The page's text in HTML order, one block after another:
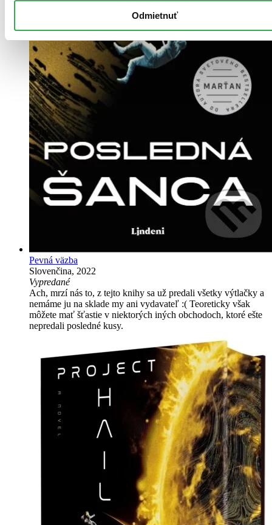
Odmietnuť
Pevná väzba
Slovenčina, 2022
Vypredané
Ach, mrzí nás to, z tejto knihy sa už predali všetky výtlačky a
nemáme ju na sklade my ani vydavateľ :( Teoreticky však
môžete mať šťastie v niektorých iných obchodoch, ktoré ešte
nepredali posledné kusy.